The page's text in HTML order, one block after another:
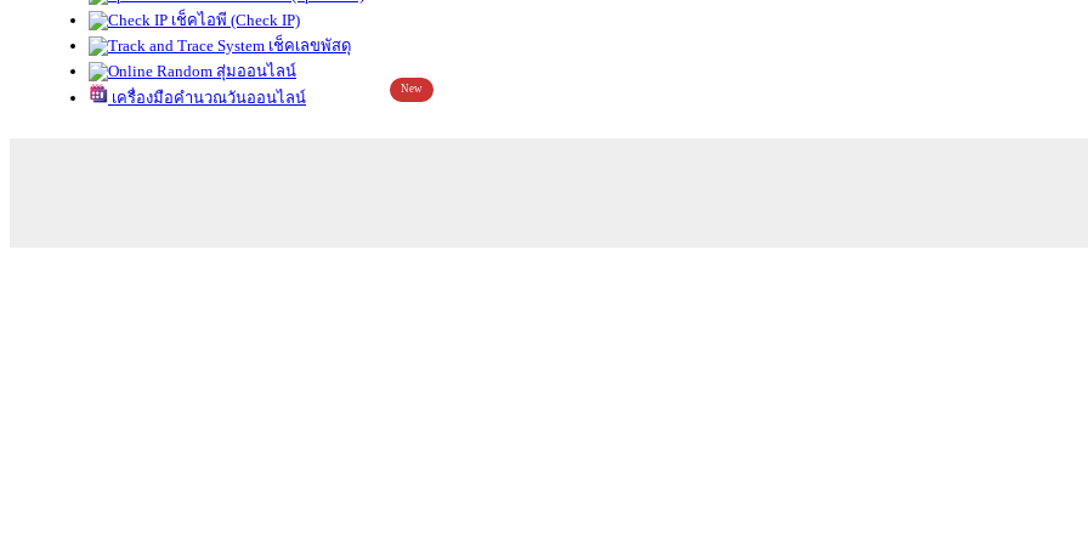
เช็คไอพี (Check IP)
เช็คเลขพัสดุ
สุ่มออนไลน์
เครื่องมือคำนวณวันออนไลน์
New